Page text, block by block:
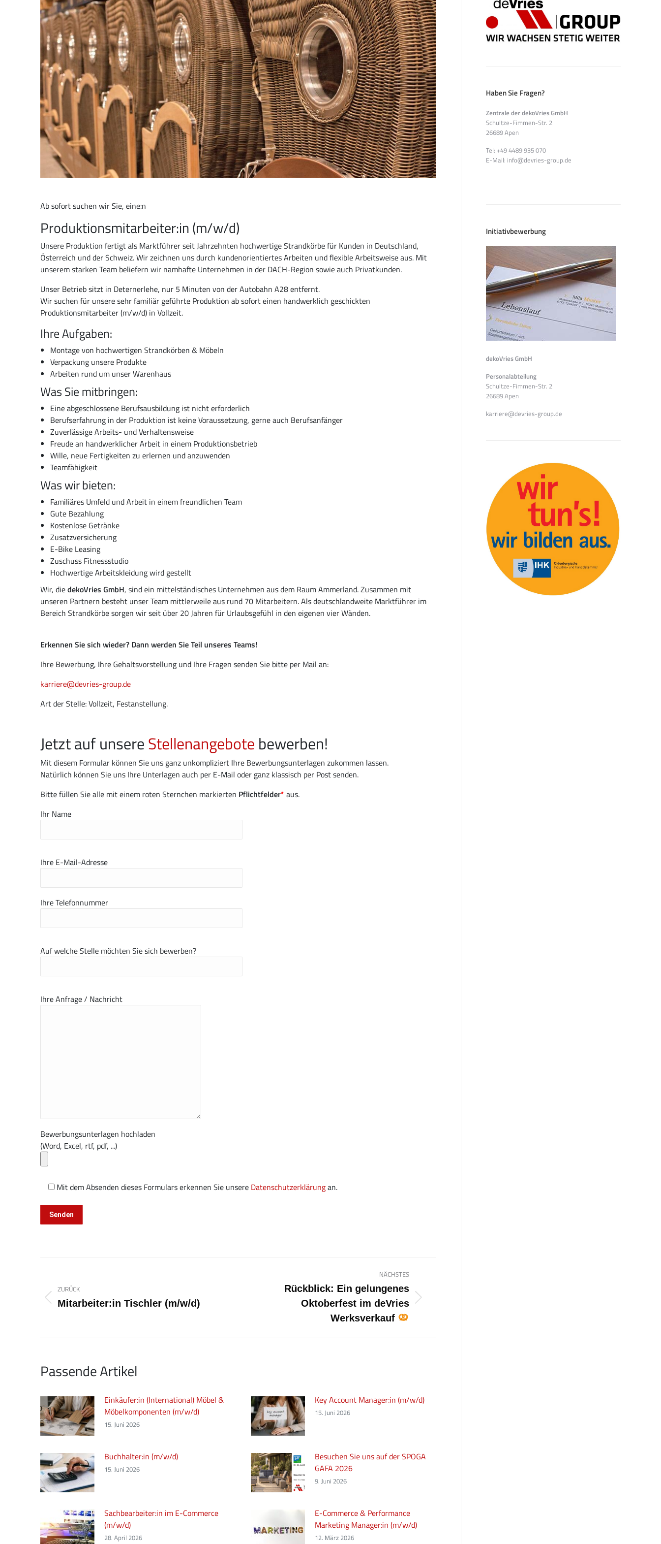
Ab sofort suchen wir Sie, eine:n
Produktionsmitarbeiter:in (m/w/d)
Unsere Produktion fertigt als Marktführer seit Jahrzehnten hochwertige Strandkörbe für Kunden in Deutschland,
Österreich und der Schweiz. Wir zeichnen uns durch kundenorientiertes Arbeiten und flexible Arbeitsweise aus. Mit
unserem starken Team beliefern wir namhafte Unternehmen in der DACH-Region sowie auch Privatkunden.
Unser Betrieb sitzt in Deternerlehe, nur 5 Minuten von der Autobahn A28 entfernt.
Wir suchen für unsere sehr familiär geführte Produktion ab sofort einen handwerklich geschickten
Produktionsmitarbeiter (m/w/d) in Vollzeit.
Ihre Aufgaben:
Montage von hochwertigen Strandkörben & Möbeln
Verpackung unsere Produkte
Arbeiten rund um unser Warenhaus
Was Sie mitbringen:
Eine abgeschlossene Berufsausbildung ist nicht erforderlich
Berufserfahrung in der Produktion ist keine Voraussetzung, gerne auch Berufsanfänger
Zuverlässige Arbeits- und Verhaltensweise
Freude an handwerklicher Arbeit in einem Produktionsbetrieb
Wille, neue Fertigkeiten zu erlernen und anzuwenden
Teamfähigkeit
Was wir bieten:
Familiäres Umfeld und Arbeit in einem freundlichen Team
Gute Bezahlung
Kostenlose Getränke
Zusatzversicherung
E-Bike Leasing
Zuschuss Fitnessstudio
Hochwertige Arbeitskleidung wird gestellt
Wir, diedekoVries GmbH, sind ein mittelständisches Unternehmen aus dem Raum Ammerland. Zusammen mit
unseren Partnern besteht unser Team mittlerweile aus rund 70 Mitarbeitern. Als deutschlandweite Marktführer im
Bereich Strandkörbe sorgen wir seit über 20 Jahren für Urlaubsgefühl in den eigenen vier Wänden.
Erkennen Sie sich wieder? Dann werden Sie Teil unseres Teams!
Ihre Bewerbung, Ihre Gehaltsvorstellung und Ihre Fragen senden Sie bitte per Mail an:
karriere@devries-group.de
Art der Stelle: Vollzeit, Festanstellung.
Jetzt auf unsereStellenangebote bewerben!
Mit diesem Formular können Sie uns ganz unkompliziert Ihre Bewerbungsunterlagen zukommen lassen.
Natürlich können Sie uns Ihre Unterlagen auch per E-Mail oder ganz klassisch per Post senden.
Bitte füllen Sie alle mit einem roten Sternchen markierten Pflichtfelder*aus.
Ihr Name
Ihre E-Mail-Adresse
Ihre Telefonnummer
Auf welche Stelle möchten Sie sich bewerben?
Ihre Anfrage / Nachricht
Bewerbungsunterlagen hochladen
(Word, Excel, rtf, pdf, ...)
Mit dem Absenden dieses Formulars erkennen Sie unsere Datenschutzerklärungan.
ZURÜCK
Vorheriger
Mitarbeiter:in Tischler (m/w/d)
NÄCHSTES
Rückblick: Ein gelungenes
Oktoberfest im deVries
Werksverkauf
Passende Artikel
Einkäufer:in (International) Möbel &
Möbelkomponenten (m/w/d)
15. Juni 2026
Key Account Manager:in (m/w/d)
15. Juni 2026
Buchhalter:in (m/w/d)
15. Juni 2026
Besuchen Sie uns auf der SPOGA
GAFA 2026
9. Juni 2026
Sachbearbeiter:in im E-Commerce
(m/w/d)
28. April 2026
E-Commerce & Performance
Marketing Manager:in (m/w/d)
12. März 2026
Haben Sie Fragen?
Zentrale der dekoVries GmbH
Schultze-Fimmen-Str. 2
26689 Apen
Tel: +49 4489 935 070
E-Mail: info@devries-group.de
Initiativbewerbung
dekoVries GmbH
Personalabteilung
Schultze-Fimmen-Str. 2
26689 Apen
karriere@devries-group.de